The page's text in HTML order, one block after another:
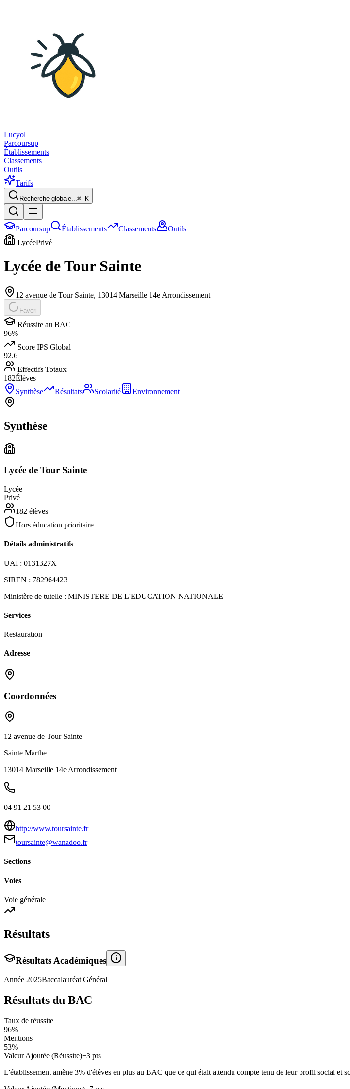
Lucyol
Parcoursup
Établissements
Classements
Outils
Tarifs
Recherche globale...⌘ K
Parcoursup Établissements Classements
Outils
LycéePrivé
Lycée de Tour Sainte
12 avenue de Tour Sainte, 13014 Marseille 14e Arrondissement
Favori
Réussite au BAC
96%
Score IPS Global
92.6
Effectifs Totaux
182Élèves
Synthèse
Résultats Scolarité Environnement
Synthèse
Lycée de Tour Sainte
Lycée
Privé
182 élèves
Hors éducation prioritaire
Détails administratifs
UAI : 0131327X
SIREN : 782964423
Ministère de tutelle : MINISTERE DE L'EDUCATION NATIONALE
Services
Restauration
Adresse
Coordonnées
12 avenue de Tour Sainte
Sainte Marthe
13014 Marseille 14e Arrondissement
04 91 21 53 00
http://www.toursainte.fr
toursainte@wanadoo.fr
Sections
Voies
Voie générale
Résultats
Résultats Académiques
Année 2025Baccalauréat Général
Résultats du BAC
Taux de réussite
96%
Mentions
53%
Valeur Ajoutée (Réussite)+3 pts
L'établissement amène 3% d'élèves en plus au BAC que ce qui était attendu compte tenu de leur profil social et